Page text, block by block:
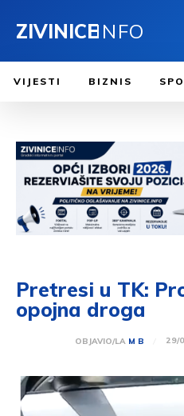
ZIVINICEINFO
VIJESTI BIZNIS
Pretresi u TK:
opojna droga
OBJAVIO/LA M B 29/